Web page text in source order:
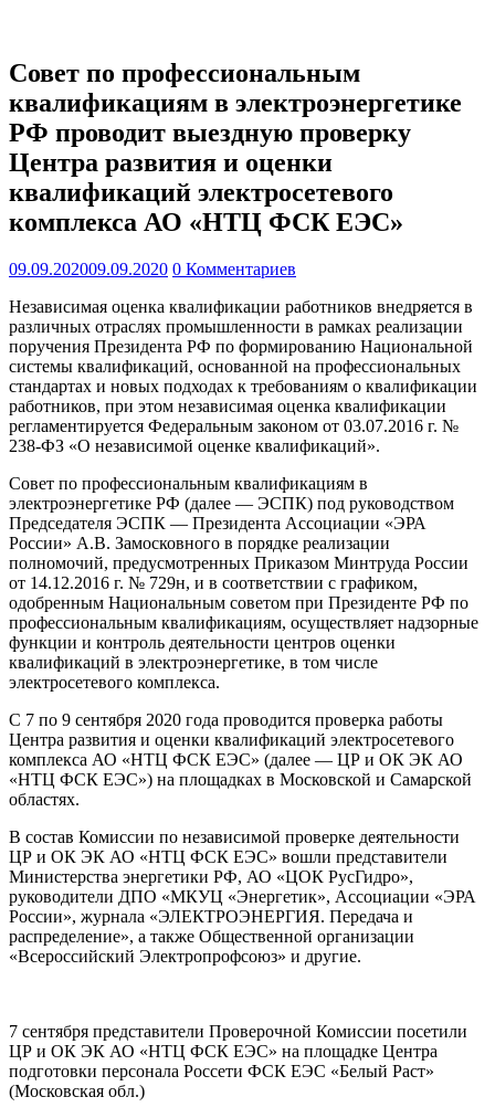
Совет по профессиональным
квалификациям в электроэнергетике
РФ проводит выездную проверку
Центра развития и оценки
квалификаций электросетевого
комплекса АО «НТЦ ФСК ЕЭС»
09.09.202009.09.2020 0 Комментариев
Независимая оценка квалификации работников внедряется в
различных отраслях промышленности в рамках реализации
поручения Президента РФ по формированию Национальной
системы квалификаций, основанной на профессиональных
стандартах и новых подходах к требованиям о квалификации
работников, при этом независимая оценка квалификации
регламентируется Федеральным законом от 03.07.2016 г. №
238-ФЗ «О независимой оценке квалификаций».
Совет по профессиональным квалификациям в
электроэнергетике РФ (далее — ЭСПК) под руководством
Председателя ЭСПК — Президента Ассоциации «ЭРА
России» А.В. Замосковного в порядке реализации
полномочий, предусмотренных Приказом Минтруда России
от 14.12.2016 г. № 729н, и в соответствии с графиком,
одобренным Национальным советом при Президенте РФ по
профессиональным квалификациям, осуществляет надзорные
функции и контроль деятельности центров оценки
квалификаций в электроэнергетике, в том числе
электросетевого комплекса.
С 7 по 9 сентября 2020 года проводится проверка работы
Центра развития и оценки квалификаций электросетевого
комплекса АО «НТЦ ФСК ЕЭС» (далее — ЦР и ОК ЭК АО
«НТЦ ФСК ЕЭС») на площадках в Московской и Самарской
областях.
В состав Комиссии по независимой проверке деятельности
ЦР и ОК ЭК АО «НТЦ ФСК ЕЭС» вошли представители
Министерства энергетики РФ, АО «ЦОК РусГидро»,
руководители ДПО «МКУЦ «Энергетик», Ассоциации «ЭРА
России», журнала «ЭЛЕКТРОЭНЕРГИЯ. Передача и
распределение», а также Общественной организации
«Всероссийский Электропрофсоюз» и другие.
7 сентября представители Проверочной Комиссии посетили
ЦР и ОК ЭК АО «НТЦ ФСК ЕЭС» на площадке Центра
подготовки персонала Россети ФСК ЕЭС «Белый Раст»
(Московская обл.)